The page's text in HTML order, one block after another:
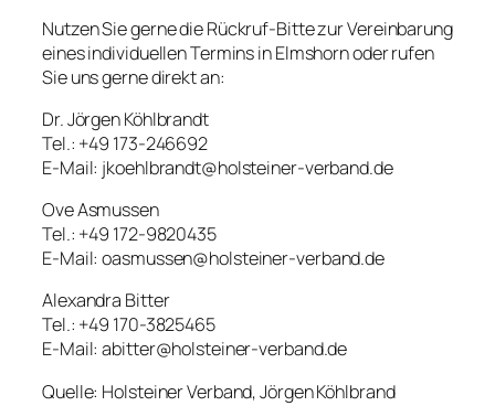
Nutzen Sie gerne die Rückruf-Bitte zur Vereinbarung
eines individuellen Termins in Elmshorn oder rufen
Sie uns gerne direkt an:
Dr. Jörgen Köhlbrandt
Tel.: +49 173-246692
E-Mail: jkoehlbrandt@holsteiner-verband.de
Ove Asmussen
Tel.: +49 172-9820435
E-Mail: oasmussen@holsteiner-verband.de
Alexandra Bitter
Tel.: +49 170-3825465
E-Mail: abitter@holsteiner-verband.de
Quelle: Holsteiner Verband, Jörgen Köhlbrand